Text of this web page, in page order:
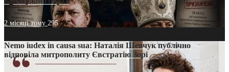
2 місяці тому 295
Nemo iudex in causa sua: Наталія Шевчук публічно
відповіла митрополиту Євстратію Зорі